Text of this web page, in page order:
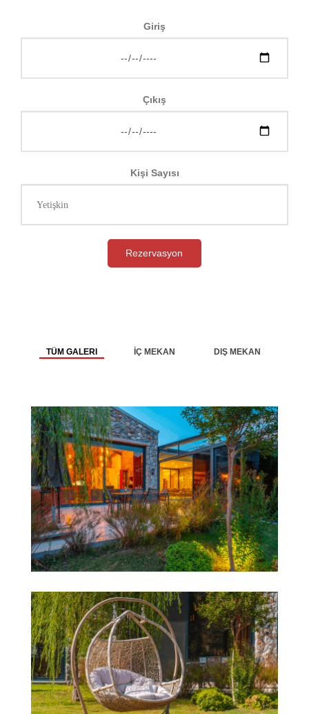
Giriş
Çıkış
Kişi Sayısı
Rezervasyon
TÜM GALERI İÇ MEKAN DIŞ MEKAN